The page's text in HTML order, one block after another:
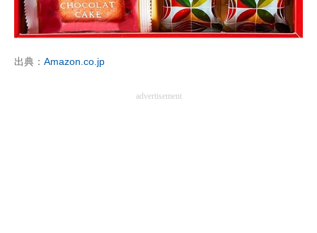
出典： Amazon.co.jp
advertisement